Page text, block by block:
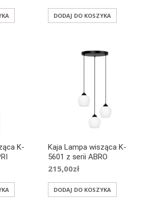
DODAJ DO KOSZYKA
K-
Kaja Lampa wisząca K-
5601 z serii ABRO
215,00zł
DODAJ DO KOSZYKA